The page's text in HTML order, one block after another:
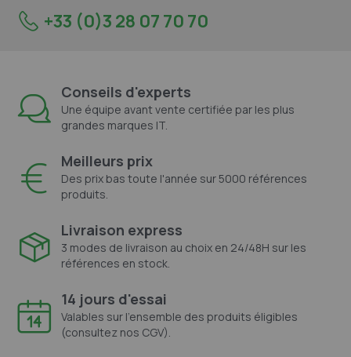
+33 (0)3 28 07 70 70
Conseils d'experts
Une équipe avant vente certifiée par les plus
grandes marques IT.
Meilleurs prix
Des prix bas toute l'année sur 5000 références
produits.
Livraison express
3 modes de livraison au choix en 24/48H sur les
références en stock.
14 jours d'essai
Valables sur l'ensemble des produits éligibles
(consultez nos CGV).